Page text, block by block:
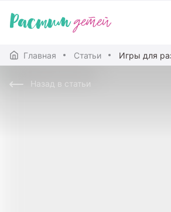
Главная Статьи
Назад в статьи